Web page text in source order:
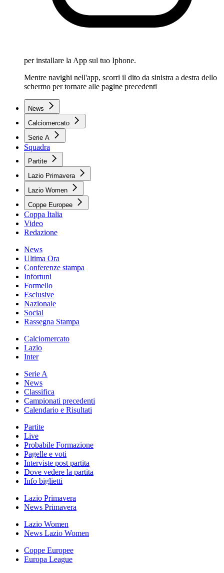
per installare la App sul tuo Iphone.
Mentre navighi nell'app, scorri il dito da sinistra a destra dello
schermo per tornare alle pagine precedenti
News
Calciomercato
Serie A
Squadra
Partite
Lazio Primavera
Lazio Women
Coppe Europee
Coppa Italia
Video
Redazione
News
Ultima Ora
Conferenze stampa
Infortuni
Formello
Esclusive
Nazionale
Social
Rassegna Stampa
Calciomercato
Lazio
Inter
Serie A
News
Classifica
Campionati precedenti
Calendario e Risultati
Partite
Live
Probabile Formazione
Pagelle e voti
Interviste post partita
Dove vedere la partita
Info biglietti
Lazio Primavera
News Primavera
Lazio Women
News Lazio Women
Coppe Europee
Europa League